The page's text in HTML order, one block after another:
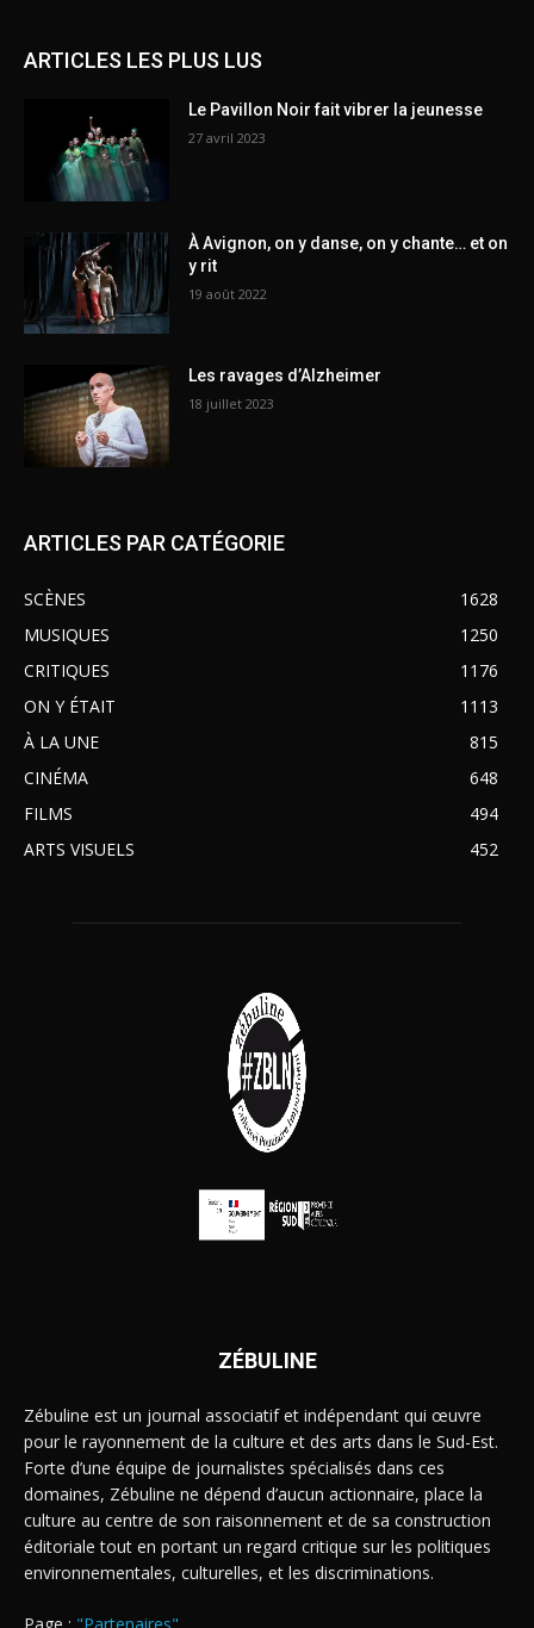
ARTICLES LES PLUS LUS
Le Pavillon Noir fait vibrer la jeunesse
27 avril 2023
À Avignon, on y danse, on y chante… et on
y rit
19 août 2022
Les ravages d’Alzheimer
18 juillet 2023
ARTICLES PAR CATÉGORIE
SCÈNES
1628
MUSIQUES
1250
CRITIQUES
1176
ON Y ÉTAIT
1113
À LA UNE
815
CINÉMA
648
FILMS
494
ARTS VISUELS
452
ZÉBULINE
Zébuline est un journal associatif et indépendant qui œuvre
pour le rayonnement de la culture et des arts dans le Sud-Est.
Forte d’une équipe de journalistes spécialisés dans ces
domaines, Zébuline ne dépend d’aucun actionnaire, place la
culture au centre de son raisonnement et de sa construction
éditoriale tout en portant un regard critique sur les politiques
environnementales, culturelles, et les discriminations.